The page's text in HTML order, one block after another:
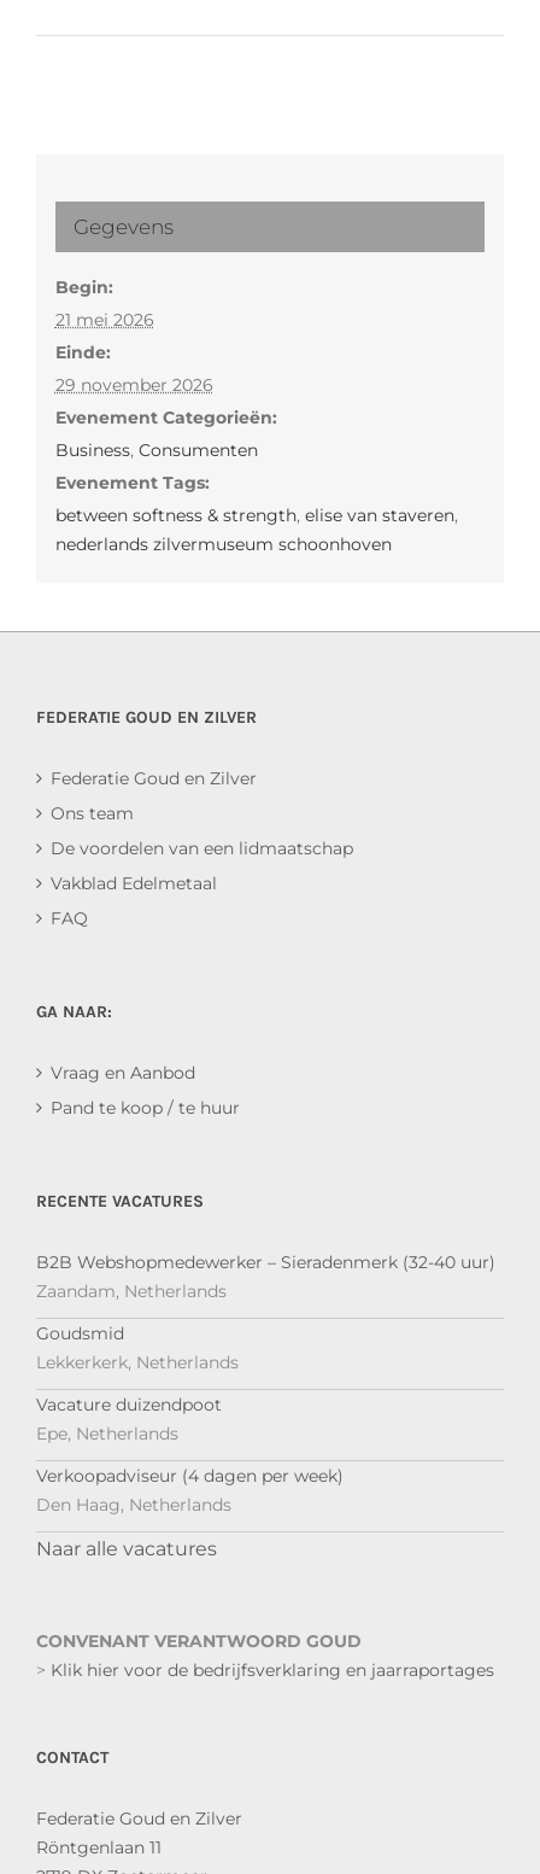
Gegevens
Begin:
21 mei 2026
Einde:
29 november 2026
Evenement Categorieën:
Business, Consumenten
Evenement Tags:
between softness & strength, elise van staveren,
nederlands zilvermuseum schoonhoven
FEDERATIE GOUD EN ZILVER
Federatie Goud en Zilver
Ons team
De voordelen van een lidmaatschap
Vakblad Edelmetaal
FAQ
GA NAAR:
Vraag en Aanbod
Pand te koop / te huur
RECENTE VACATURES
B2B Webshopmedewerker – Sieradenmerk (32-40 uur)
Zaandam, Netherlands
Goudsmid
Lekkerkerk, Netherlands
Vacature duizendpoot
Epe, Netherlands
Verkoopadviseur (4 dagen per week)
Den Haag, Netherlands
Naar alle vacatures
CONVENANT VERANTWOORD GOUD
> Klik hier voor de bedrijfsverklaring en jaarraportages
CONTACT
Federatie Goud en Zilver
Röntgenlaan 11